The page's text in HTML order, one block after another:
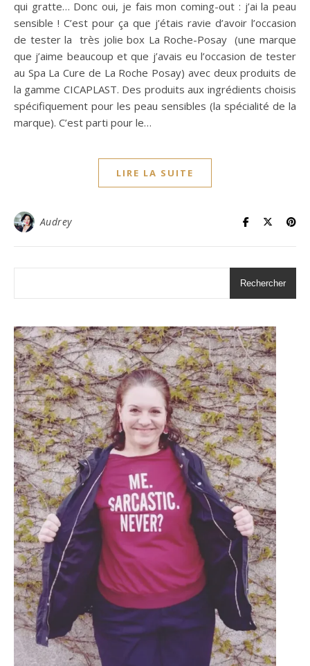
qui gratte… Donc oui, je fais mon coming-out : j’ai la peau
sensible ! C’est pour ça que j’étais ravie d’avoir l’occasion
de tester la très jolie box La Roche-Posay (une marque
que j’aime beaucoup et que j’avais eu l’occasion de tester
au Spa La Cure de La Roche Posay) avec deux produits de
la gamme CICAPLAST. Des produits aux ingrédients choisis
spécifiquement pour les peau sensibles (la spécialité de la
marque). C’est parti pour le…
LIRE LA SUITE
Audrey
Rechercher